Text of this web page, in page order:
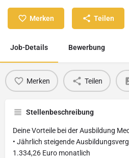
Merken Teilen
Job-Details Bewerbung
Merken Teilen
Stellenbeschreibung
Deine Vorteile bei der Ausbildung
• Jährlich steigende
1.334,26 Euro monatlich